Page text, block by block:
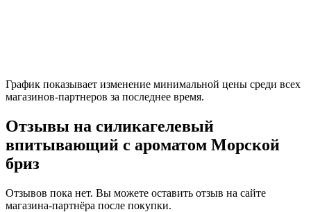
График показывает изменение минимальной цены среди всех
магазинов-партнеров за последнее время.
Отзывы на силикагелевый
впитывающий с ароматом Морской
бриз
Отзывов пока нет. Вы можете оставить отзыв на сайте
магазина-партнёра после покупки.